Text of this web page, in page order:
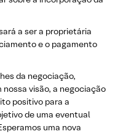
a ser a proprietária
e o pagamento
da negociação,
nossa visão, a negociação
positivo para a
de uma eventual
uma nova